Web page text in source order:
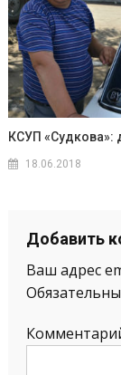
КСУП «Судкова»:
18.06.2018
Добавить
Ваш адрес